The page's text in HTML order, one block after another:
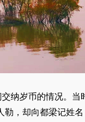
纳岁币的情况。当
，却向都梁记姓名